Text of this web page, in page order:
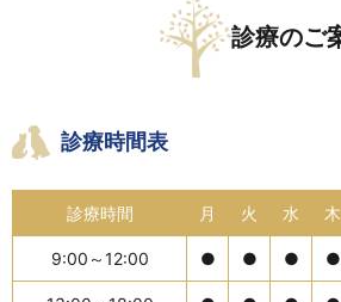
診療のご
診療時間表
診療時間 月 火 水 木
9:00～12:00 ● ● ● ●